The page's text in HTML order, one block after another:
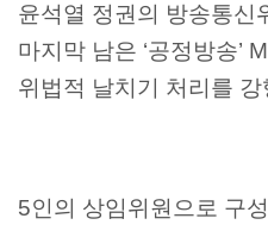
윤석열 정권의 방송통신
마지막 남은 ‘공정방송’
위법적 날치기 처리를
5인의 상임위원으로 구